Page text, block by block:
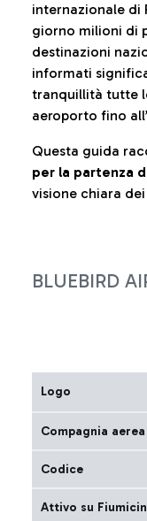
internazionale di
giorno milioni di
destinazioni
informati
tranquillità tutte
aeroporto fino
Questa guida
per la partenza
visione chiara
BLUEBIRD
Logo
Compagnia aerea
Codice
Attivo su